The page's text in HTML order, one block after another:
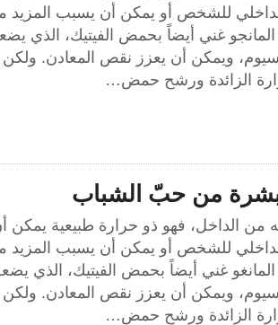
للشخص أو يمكن أن يسبب المزيد
غني أيضاً بحمض الفيتيك، الذي
ويمكن أن يعزز نقص المعادن.
الزائدة ورشح حمض…
من حبّ الشباب
من الداخل، فهو ذو حرارة طبيعية يمكن
للشخص أو يمكن أن يسبب المزيد
غني أيضاً بحمض الفيتيك، الذي
ويمكن أن يعزز نقص المعادن.
الزائدة ورشح حمض…